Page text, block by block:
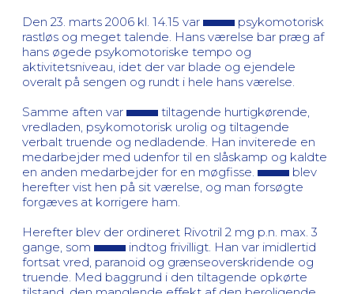
Den 23. marts 2006 kl. 14.15 var
psykomotorisk
rastløs og meget talende. Hans værelse bar præg af
hans øgede psykomotoriske tempo og
aktivitetsniveau, idet der var blade og ejendele
overalt på sengen og rundt i hele hans værelse.
Samme aften var
tiltagende hurtigkørende,
vredladen, psykomotorisk urolig og tiltagende
verbalt truende og nedladende. Han inviterede en
medarbejder med udenfor til en slåskamp og kaldte
en anden medarbejder for en møgfisse.
blev
herefter vist hen på sit værelse, og man forsøgte
forgæves at korrigere ham.
Herefter blev der ordineret Rivotril 2 mg p.n. max. 3
gange, som
indtog frivilligt. Han var imidlertid
fortsat vred, paranoid og grænseoverskridende og
truende. Med baggrund i den tiltagende opkørte